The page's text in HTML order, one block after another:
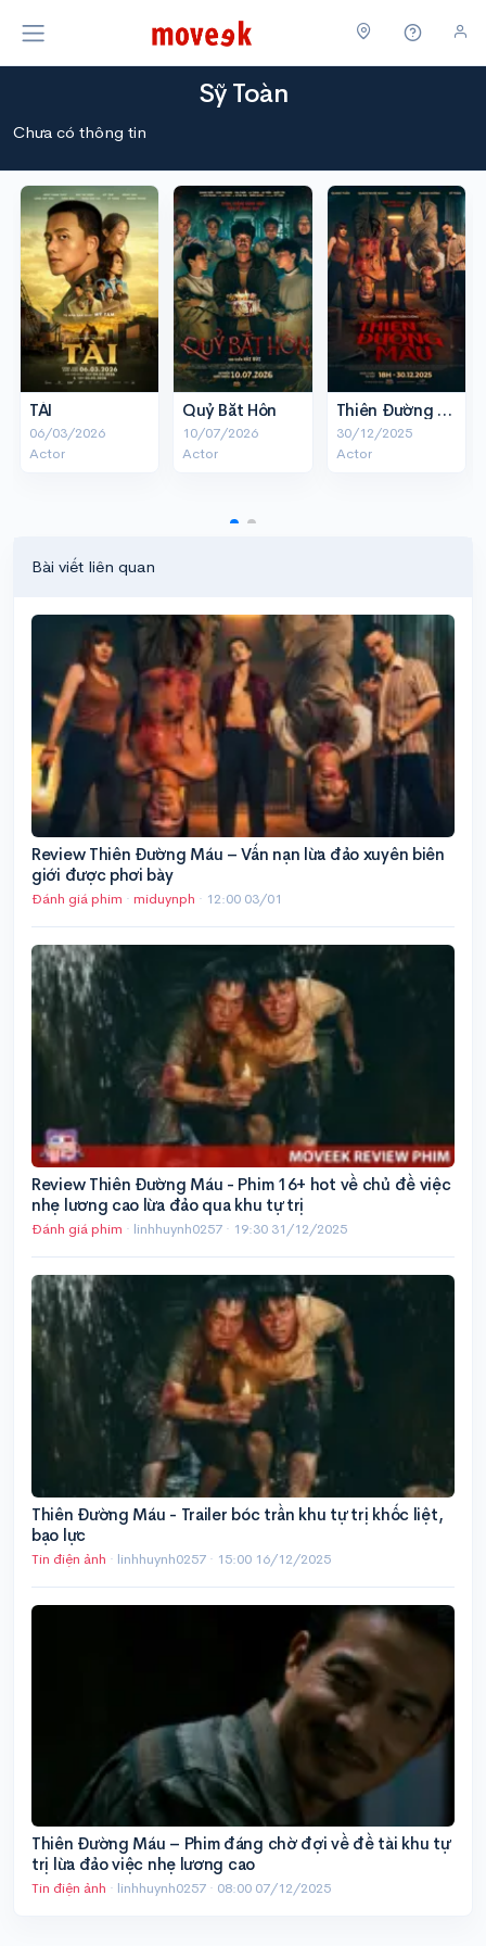
Sỹ Toàn
Chưa có thông tin
TÀI
06/03/2026
Actor
Quỷ Bắt Hồn
10/07/2026
Actor
Thiên Đường Máu
30/12/2025
Actor
Bài viết liên quan
Review Thiên Đường Máu – Vấn nạn lừa đảo xuyên biên
giới được phơi bày
Đánh giá phim · miduynph · 12:00 03/01
Review Thiên Đường Máu - Phim 16+ hot về chủ đề việc
nhẹ lương cao lừa đảo qua khu tự trị
Đánh giá phim · linhhuynh0257 · 19:30 31/12/2025
Thiên Đường Máu - Trailer bóc trần khu tự trị khốc liệt,
bạo lực
Tin điện ảnh · linhhuynh0257 · 15:00 16/12/2025
Thiên Đường Máu – Phim đáng chờ đợi về đề tài khu tự
trị lừa đảo việc nhẹ lương cao
Tin điện ảnh · linhhuynh0257 · 08:00 07/12/2025